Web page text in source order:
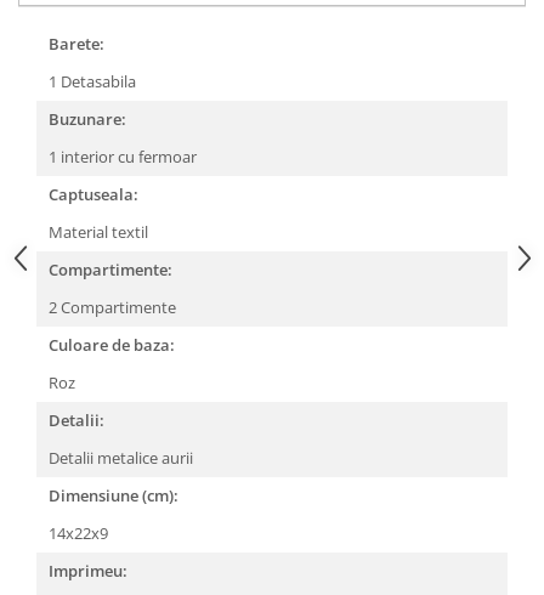
Barete:
1 Detasabila
Buzunare:
1 interior cu fermoar
Captuseala:
Material textil
Compartimente:
2 Compartimente
Culoare de baza:
Roz
Detalii:
Detalii metalice aurii
Dimensiune (cm):
14x22x9
Imprimeu: